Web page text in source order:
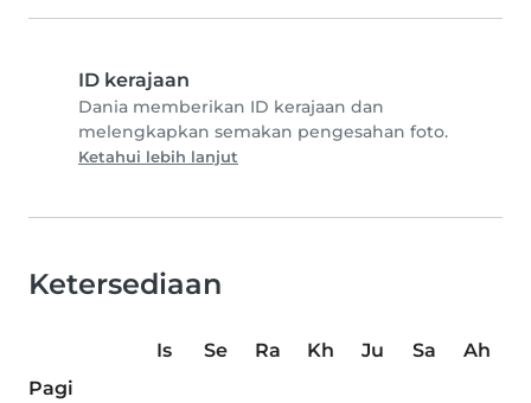
ID kerajaan
Dania memberikan ID kerajaan dan
melengkapkan semakan pengesahan foto.
Ketahui lebih lanjut
Ketersediaan
Is Se Ra Kh Ju Sa
Ah
Pagi